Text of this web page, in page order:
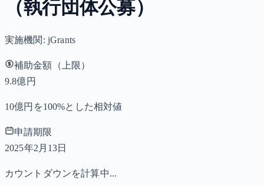
（執行団体公募）
実施機関: jGrants
補助金額（上限）
9.8億円
10億円を100%とした相対値
申請期限
2025年2月13日
カウントダウンを計算中...